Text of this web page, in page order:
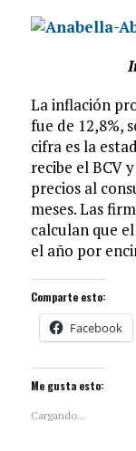
La inflación
fue de 12,8%,
cifra es la
recibe el BCV
precios al
meses. Las
calculan que
el año por
Comparte esto:
Facebook
Me gusta esto:
Cargando...